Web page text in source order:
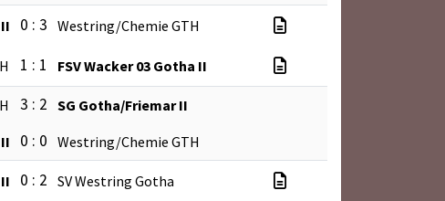
0 : 3 Westring/Chemie GTH
1 : 1 FSV Wacker 03 Gotha II
3 : 2 SG Gotha/Friemar II
0 : 0 Westring/Chemie GTH
0 : 2 SV Westring Gotha